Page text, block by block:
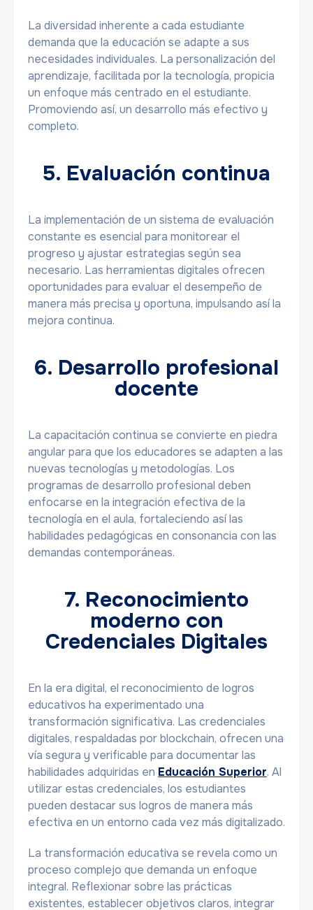
La diversidad inherente a cada estudiante
demanda que la educación se adapte a sus
necesidades individuales. La personalización del
aprendizaje, facilitada por la tecnología, propicia
un enfoque más centrado en el estudiante.
Promoviendo así, un desarrollo más efectivo y
completo.
5. Evaluación continua
La implementación de un sistema de evaluación
constante es esencial para monitorear el
progreso y ajustar estrategias según sea
necesario. Las herramientas digitales ofrecen
oportunidades para evaluar el desempeño de
manera más precisa y oportuna, impulsando así la
mejora continua.
6. Desarrollo profesional
docente
La capacitación continua se convierte en piedra
angular para que los educadores se adapten a las
nuevas tecnologías y metodologías. Los
programas de desarrollo profesional deben
enfocarse en la integración efectiva de la
tecnología en el aula, fortaleciendo así las
habilidades pedagógicas en consonancia con las
demandas contemporáneas.
7. Reconocimiento
moderno con
Credenciales Digitales
En la era digital, el reconocimiento de logros
educativos ha experimentado una
transformación significativa. Las credenciales
digitales, respaldadas por blockchain, ofrecen una
vía segura y verificable para documentar las
habilidades adquiridas en Educación Superior. Al
utilizar estas credenciales, los estudiantes
pueden destacar sus logros de manera más
efectiva en un entorno cada vez más digitalizado.
La transformación educativa se revela como un
proceso complejo que demanda un enfoque
integral. Reflexionar sobre las prácticas
existentes, establecer objetivos claros, integrar